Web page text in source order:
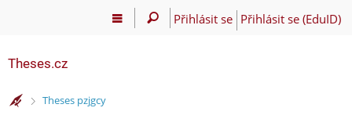
Přihlásit se Přihlásit se (EduID)
Theses.cz
>
Theses pzjgcy